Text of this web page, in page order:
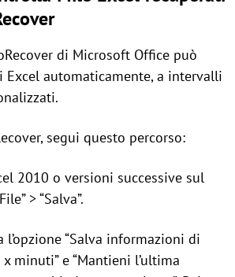
di Microsoft Office può
automaticamente, a intervalli
segui questo percorso:
2010 o versioni successive sul
> “Salva”.
l’opzione “Salva informazioni di
minuti” e “Mantieni l’ultima